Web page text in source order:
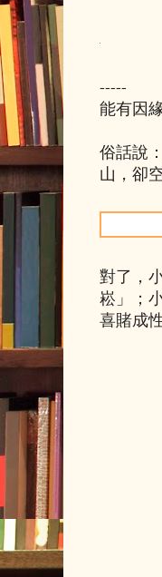
-----
能有因
俗話說
山，卻
對了，
崧」；
喜賭成